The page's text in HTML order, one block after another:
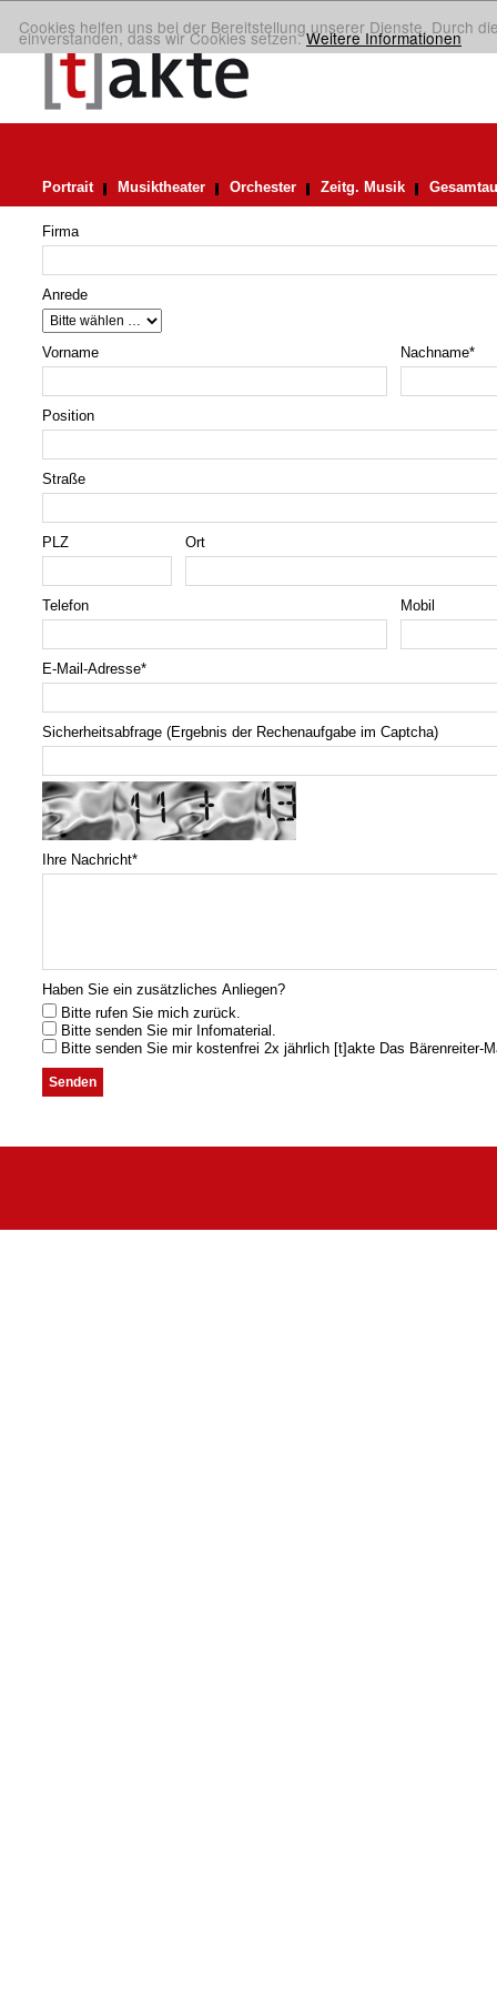
Cookies helfen uns bei der Bereitstellung unserer Dienste. Durch
einverstanden, dass wir Cookies setzen.Weitere Informationen
Portrait Musiktheater Orchester Zeitg. Musik
Firma
Anrede
Vorname Nachname*
Position
Straße
PLZ Ort
Telefon Mobil
E-Mail-Adresse*
Sicherheitsabfrage (Ergebnis der Rechenaufgabe im Captcha)
Ihre Nachricht*
Haben Sie ein zusätzliches Anliegen?
Bitte rufen Sie mich zurück.
Bitte senden Sie mir Infomaterial.
Bitte senden Sie mir kostenfrei 2x jährlich [t]akte Das Bärenreiter-